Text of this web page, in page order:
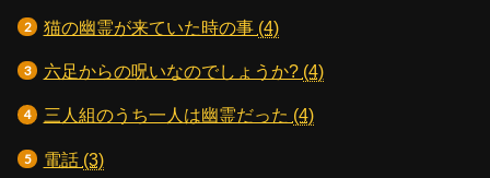
猫の幽霊が来ていた時の事 (4)
六足からの呪いなのでしょうか? (4)
三人組のうち一人は幽霊だった (4)
電話 (3)